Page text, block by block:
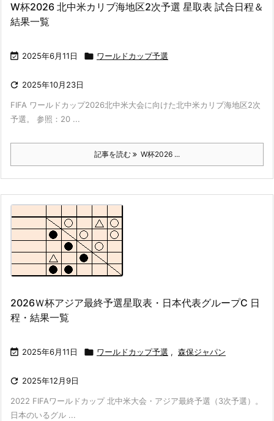
W杯2026 北中米カリブ海地区2次予選 星取表 試合日程＆
結果一覧
 2025年6月11日  ワールドカップ予選
 2025年10月23日
FIFA ワールドカップ2026北中米大会に向けた北中米カリブ海地区2次
予選。 参照：20 ...
記事を読む W杯2026 ...
2026Ｗ杯アジア最終予選星取表・日本代表グループC 日
程・結果一覧
 2025年6月11日  ワールドカップ予選 , 森保ジャパン
 2025年12月9日
2022 FIFAワールドカップ 北中米大会・アジア最終予選（3次予選）。
日本のいるグル ...